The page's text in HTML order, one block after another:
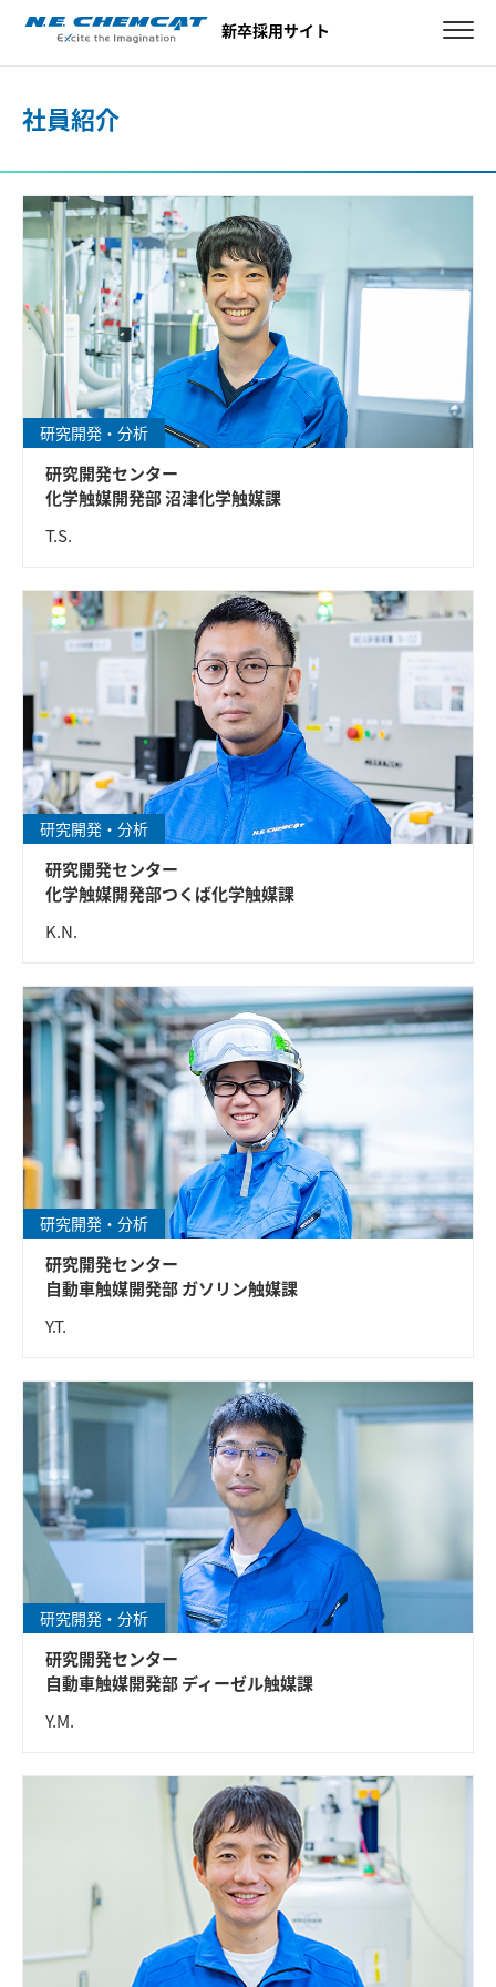
新卒採用サイト
社員紹介
研究開発・分析
研究開発センター
化学触媒開発部 沼津化学触媒課
T.S.
研究開発・分析
研究開発センター
化学触媒開発部つくば化学触媒課
K.N.
研究開発・分析
研究開発センター
自動車触媒開発部 ガソリン触媒課
Y.T.
研究開発・分析
研究開発センター
自動車触媒開発部 ディーゼル触媒課
Y.M.